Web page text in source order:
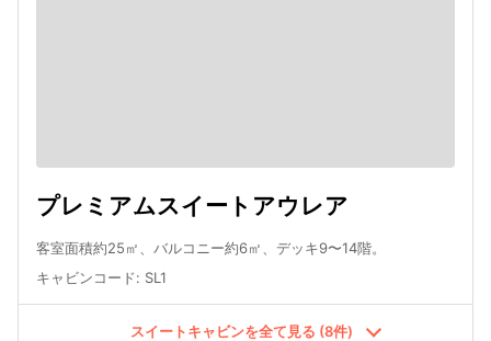
プレミアムスイートアウレア
客室面積約25㎡、バルコニー約6㎡、デッキ9〜14階。
キャビンコード: SL1
スイートキャビンを全て見る (8件)